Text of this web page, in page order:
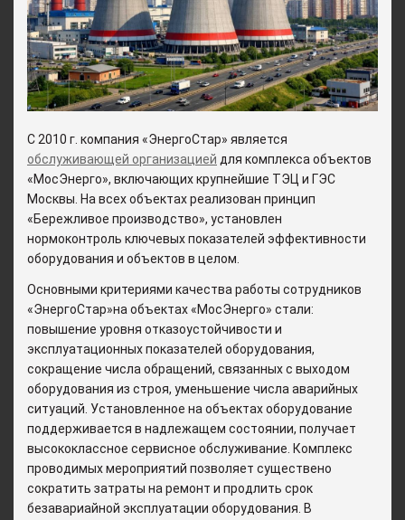
С 2010 г. компания «ЭнергоСтар» является
обслуживающей организацией для комплекса объектов
«МосЭнерго», включающих крупнейшие ТЭЦ и ГЭС
Москвы. На всех объектах реализован принцип
«Бережливое производство», установлен
нормоконтроль ключевых показателей эффективности
оборудования и объектов в целом.
Основными критериями качества работы сотрудников
«ЭнергоСтар»на объектах «МосЭнерго» стали:
повышение уровня отказоустойчивости и
эксплуатационных показателей оборудования,
сокращение числа обращений, связанных с выходом
оборудования из строя, уменьшение числа аварийных
ситуаций. Установленное на объектах оборудование
поддерживается в надлежащем состоянии, получает
высококлассное сервисное обслуживание. Комплекс
проводимых мероприятий позволяет существено
сократить затраты на ремонт и продлить срок
безавариайной эксплуатации оборудования. В